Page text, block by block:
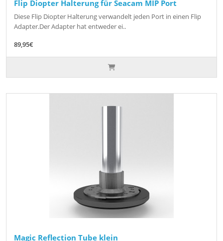
Flip Diopter Halterung für Seacam MIP Port
Diese Flip Diopter Halterung verwandelt jeden Port in einen Flip
Adapter.Der Adapter hat entweder ei..
89,95€
Magic Reflection Tube klein